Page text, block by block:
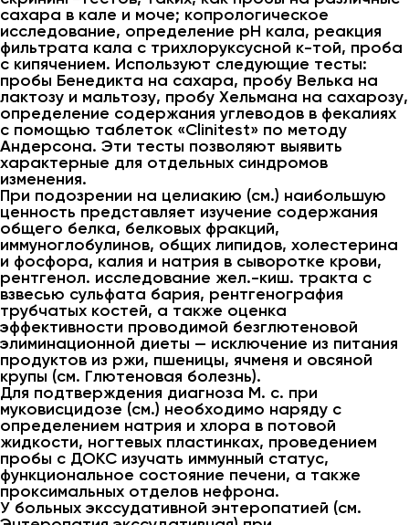
сахара в кале и моче; копрологическое
исследование, определение pH кала, реакция
фильтрата кала с трихлоруксусной к-той, проба
с кипячением. Используют следующие тесты:
пробы Бенедикта на сахара, пробу Велька на
лактозу и мальтозу, пробу Хельмана на сахарозу,
определение содержания углеводов в фекалиях
с помощью таблеток «Clinitest» по методу
Андерсона. Эти тесты позволяют выявить
характерные для отдельных синдромов
изменения.
При подозрении на целиакию (см.) наибольшую
ценность представляет изучение содержания
общего белка, белковых фракций,
иммуноглобулинов, общих липидов, холестерина
и фосфора, калия и натрия в сыворотке крови,
рентгенол. исследование жел.-киш. тракта с
взвесью сульфата бария, рентгенография
трубчатых костей, а также оценка
эффективности проводимой безглютеновой
элиминационной диеты — исключение из питания
продуктов из ржи, пшеницы, ячменя и овсяной
крупы (см. Глютеновая болезнь).
Для подтверждения диагноза М. с. при
муковисцидозе (см.) необходимо наряду с
определением натрия и хлора в потовой
жидкости, ногтевых пластинках, проведением
пробы с ДОКС изучать иммунный статус,
функциональное состояние печени, а также
проксимальных отделов нефрона.
У больных экссудативной энтеропатией (см.